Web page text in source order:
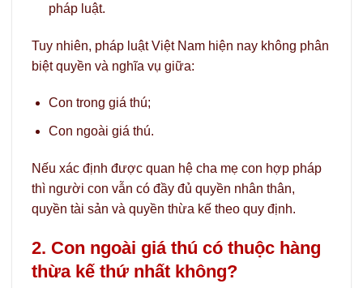
pháp luật.
Tuy nhiên, pháp luật Việt Nam hiện nay không phân
biệt quyền và nghĩa vụ giữa:
Con trong giá thú;
Con ngoài giá thú.
Nếu xác định được quan hệ cha mẹ con hợp pháp
thì người con vẫn có đầy đủ quyền nhân thân,
quyền tài sản và quyền thừa kế theo quy định.
2. Con ngoài giá thú có thuộc hàng
thừa kế thứ nhất không?